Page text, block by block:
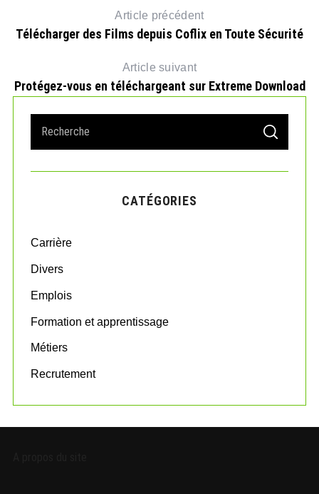
Article précédent
Télécharger des Films depuis Coflix en Toute Sécurité
Article suivant
Protégez-vous en téléchargeant sur Extreme Download
a
r
o
:
S
A
C
CATÉGORIES
Carrière
Divers
Emplois
Formation et apprentissage
Métiers
Recrutement